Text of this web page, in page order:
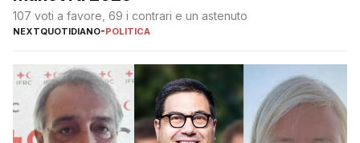
107 voti a favore, 69 i contrari e un astenuto
NEXTQUOTIDIANO-POLITICA